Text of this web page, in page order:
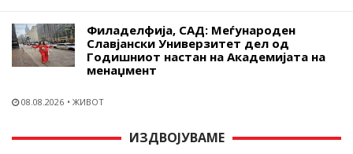
Филаделфија, САД: Меѓународен
Славјански Универзитет дел од
Годишниот настан на Академијата на
менаџмент
08.08.2026 ЖИВОТ
ИЗДВОЈУВАМЕ